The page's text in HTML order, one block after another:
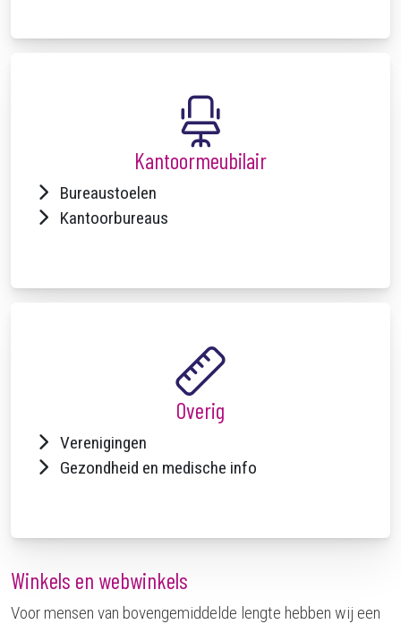
Kantoormeubilair
Bureaustoelen
Kantoorbureaus
Overig
Verenigingen
Gezondheid en medische info
Winkels en webwinkels
Voor mensen van bovengemiddelde lengte hebben wij een